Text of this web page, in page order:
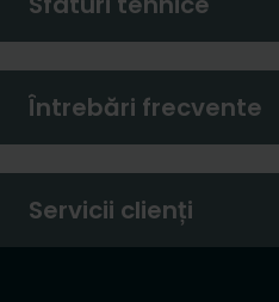
Întrebări frecvente
Servicii clienți